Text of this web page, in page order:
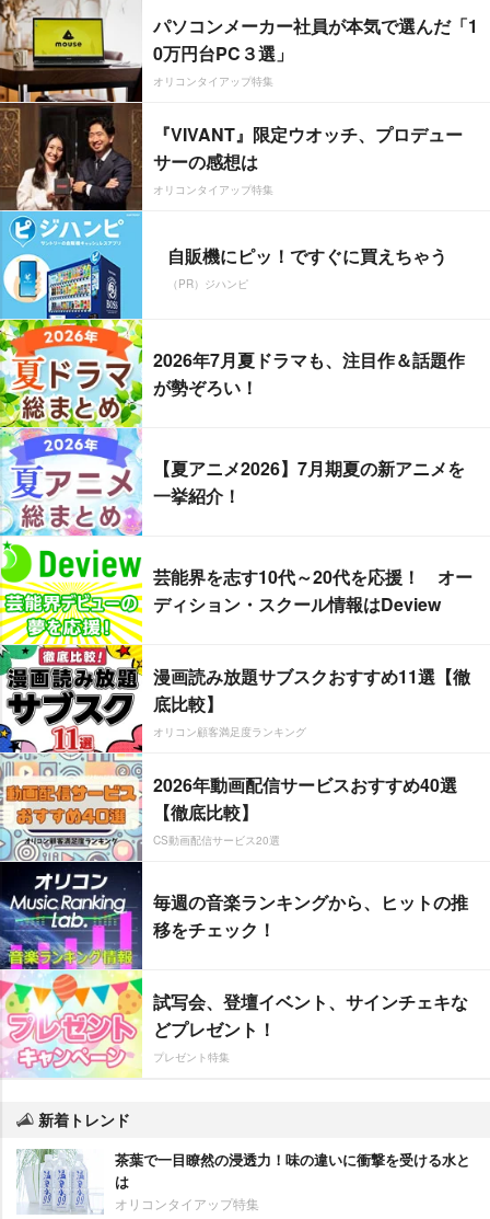
パソコンメーカー社員が本気で選んだ「1
0万円台PC３選」
オリコンタイアップ特集
『VIVANT』限定ウオッチ、プロデュー
サーの感想は
オリコンタイアップ特集
自販機にピッ！ですぐに買えちゃう
（PR）ジハンピ
2026年7月夏ドラマも、注目作＆話題作
が勢ぞろい！
【夏アニメ2026】7月期夏の新アニメを
一挙紹介！
芸能界を志す10代～20代を応援！ オー
ディション・スクール情報はDeview
漫画読み放題サブスクおすすめ11選【徹
底比較】
オリコン顧客満足度ランキング
2026年動画配信サービスおすすめ40選
【徹底比較】
CS動画配信サービス20選
毎週の音楽ランキングから、ヒットの推
移をチェック！
試写会、登壇イベント、サインチェキな
どプレゼント！
プレゼント特集
新着トレンド
茶葉で一目瞭然の浸透力！味の違いに衝撃を受ける水と
は
オリコンタイアップ特集